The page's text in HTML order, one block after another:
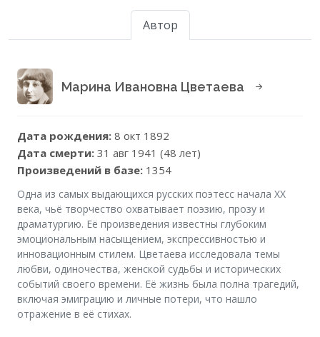
Автор
Марина Ивановна Цветаева
Дата рождения: 8 окт 1892
Дата смерти: 31 авг 1941 (48 лет)
Произведений в базе: 1354
Одна из самых выдающихся русских поэтесс начала XX
века, чьё творчество охватывает поэзию, прозу и
драматургию. Её произведения известны глубоким
эмоциональным насыщением, экспрессивностью и
инновационным стилем. Цветаева исследовала темы
любви, одиночества, женской судьбы и исторических
событий своего времени. Её жизнь была полна трагедий,
включая эмиграцию и личные потери, что нашло
отражение в её стихах.